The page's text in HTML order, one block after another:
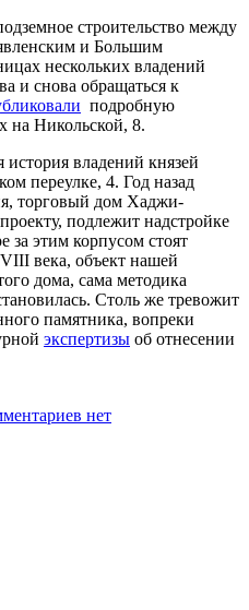
строительство между
и Большим
нескольких владений
и снова обращаться к
подробную
на Никольской, 8.
владений князей
переулке, 4. Год назад
торговый дом Хаджи-
подлежит надстройке
за этим корпусом стоят
века, объект нашей
дома, сама методика
Столь же тревожит
памятника, вопреки
экспертизы об отнесении
нет